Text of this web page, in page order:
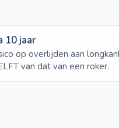
10 jaar
op overlijden aan
van dat van een roker.